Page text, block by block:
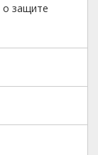
о защите